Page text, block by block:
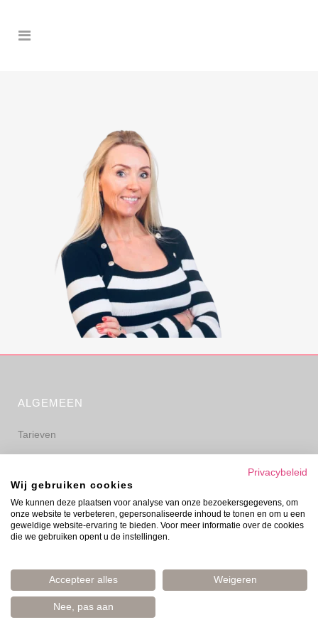
ALGEMEEN
Tarieven
Privacyverklaring
Disclaimer
Privacybeleid
Wij gebruiken cookies
We kunnen deze plaatsen voor analyse van onze bezoekersgegevens, om
onze website te verbeteren, gepersonaliseerde inhoud te tonen en om u een
geweldige website-ervaring te bieden. Voor meer informatie over de cookies
die we gebruiken opent u de instellingen.
Accepteer alles Weigeren
Nee, pas aan